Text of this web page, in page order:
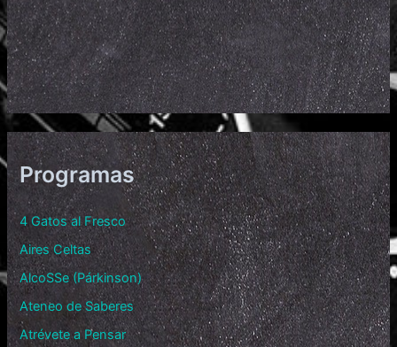
Programas
4 Gatos al Fresco
Aires Celtas
AlcoSSe (Párkinson)
Ateneo de Saberes
Atrévete a Pensar